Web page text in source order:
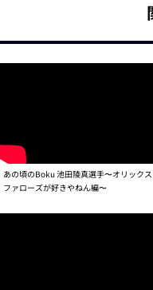
あの頃のBoku 池田陵真選手〜オリック
ファローズが好きやねん編〜